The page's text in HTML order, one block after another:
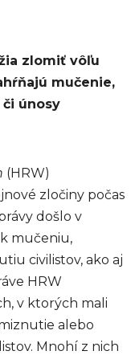
zlomiť vôľu
mučenie,
únosy
(HRW)
zločiny počas
došlo v
mučeniu,
civilistov, ako aj
HRW
v ktorých mali
alebo
Mnohí z nich